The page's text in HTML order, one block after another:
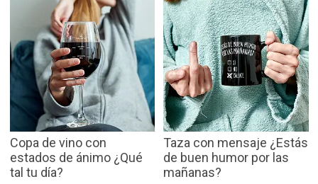
Copa de vino con
estados de ánimo ¿Qué
tal tu día?
Taza con mensaje ¿Estás
de buen humor por las
mañanas?